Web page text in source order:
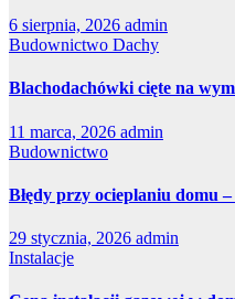
6 sierpnia, 2026 admin
Budownictwo Dachy
Blachodachówki cięte na
11 marca, 2026 admin
Budownictwo
Błędy przy ocieplaniu domu
29 stycznia, 2026 admin
Instalacje